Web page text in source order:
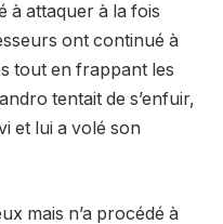
à attaquer à la fois
ont continué à
tout en frappant les
tentait de s’enfuir,
et lui a volé son
mais n’a procédé à